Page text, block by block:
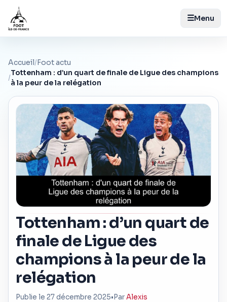
☰Menu
Accueil/Foot actu
/
Tottenham : d’un quart de finale de Ligue des champions
à la peur de la relégation
Tottenham : d’un quart de
finale de Ligue des
champions à la peur de la
relégation
Publie le 27 décembre 2025• ParAlexis